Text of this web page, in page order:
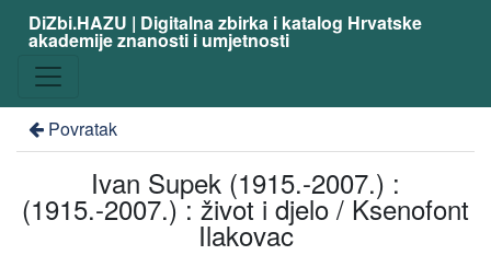
DiZbi.HAZU | Digitalna zbirka i katalog Hrvatske
akademije znanosti i umjetnosti
Povratak
Ivan Supek (1915.-2007.) :
(1915.-2007.) : život i djelo / Ksenofont
Ilakovac